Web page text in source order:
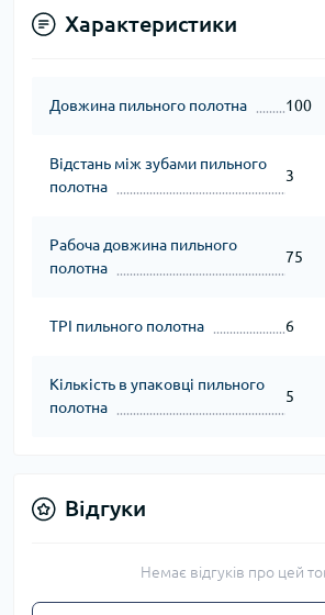
Характеристики
Довжина пильного полотна 100
Відстань між зубами пильного
полотна
3
Рабоча довжина пильного
полотна
75
TPI пильного полотна 6
Кількість в упаковці пильного
полотна
5
Відгуки
Немає відгуків про цей